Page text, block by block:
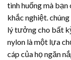
tình huống mà
khắc nghiệt.
lý tưởng cho bất
nylon là một lựa
cáp của họ ngăn